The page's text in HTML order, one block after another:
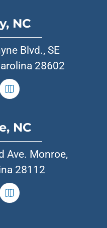
NC
Blvd., SE
28602
NC
Ave. Monroe,
28112